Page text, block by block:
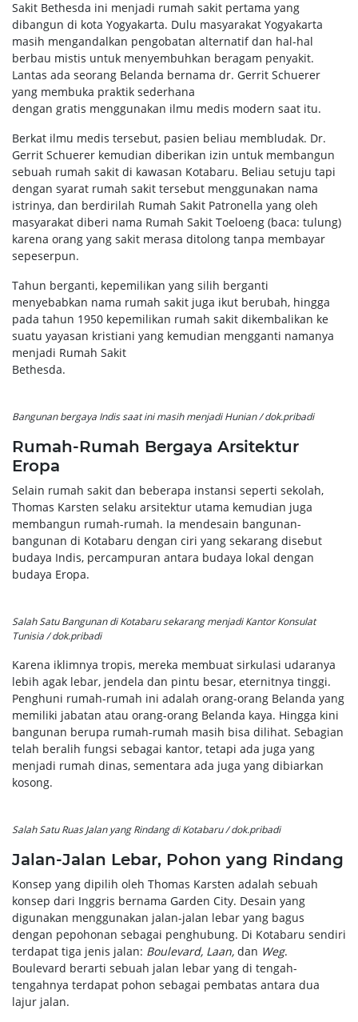
Sakit Bethesda ini menjadi rumah sakit pertama yang
dibangun di kota Yogyakarta. Dulu masyarakat Yogyakarta
masih mengandalkan pengobatan alternatif dan hal-hal
berbau mistis untuk menyembuhkan beragam penyakit.
Lantas ada seorang Belanda bernama dr. Gerrit Schuerer
yang membuka praktik sederhana
dengan gratis menggunakan ilmu medis modern saat itu.
Berkat ilmu medis tersebut, pasien beliau membludak. Dr.
Gerrit Schuerer kemudian diberikan izin untuk membangun
sebuah rumah sakit di kawasan Kotabaru. Beliau setuju tapi
dengan syarat rumah sakit tersebut menggunakan nama
istrinya, dan berdirilah Rumah Sakit Patronella yang oleh
masyarakat diberi nama Rumah Sakit Toeloeng (baca: tulung)
karena orang yang sakit merasa ditolong tanpa membayar
sepeserpun.
Tahun berganti, kepemilikan yang silih berganti
menyebabkan nama rumah sakit juga ikut berubah, hingga
pada tahun 1950 kepemilikan rumah sakit dikembalikan ke
suatu yayasan kristiani yang kemudian mengganti namanya
menjadi Rumah Sakit
Bethesda.
Bangunan bergaya Indis saat ini masih menjadi Hunian / dok.pribadi
Rumah-Rumah Bergaya Arsitektur
Eropa
Selain rumah sakit dan beberapa instansi seperti sekolah,
Thomas Karsten selaku arsitektur utama kemudian juga
membangun rumah-rumah. Ia mendesain bangunan-
bangunan di Kotabaru dengan ciri yang sekarang disebut
budaya Indis, percampuran antara budaya lokal dengan
budaya Eropa.
Salah Satu Bangunan di Kotabaru sekarang menjadi Kantor Konsulat
Tunisia / dok.pribadi
Karena iklimnya tropis, mereka membuat sirkulasi udaranya
lebih agak lebar, jendela dan pintu besar, eternitnya tinggi.
Penghuni rumah-rumah ini adalah orang-orang Belanda yang
memiliki jabatan atau orang-orang Belanda kaya. Hingga kini
bangunan berupa rumah-rumah masih bisa dilihat. Sebagian
telah beralih fungsi sebagai kantor, tetapi ada juga yang
menjadi rumah dinas, sementara ada juga yang dibiarkan
kosong.
Salah Satu Ruas Jalan yang Rindang di Kotabaru / dok.pribadi
Jalan-Jalan Lebar, Pohon yang Rindang
Konsep yang dipilih oleh Thomas Karsten adalah sebuah
konsep dari Inggris bernama Garden City. Desain yang
digunakan menggunakan jalan-jalan lebar yang bagus
dengan pepohonan sebagai penghubung. Di Kotabaru sendiri
terdapat tiga jenis jalan: Boulevard, Laan, dan Weg.
Boulevard berarti sebuah jalan lebar yang di tengah-
tengahnya terdapat pohon sebagai pembatas antara dua
lajur jalan.